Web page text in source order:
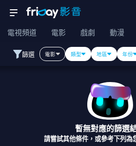
電視頻道 電影 戲劇 動漫
篩選 電影 類型 地區 年份
暫無對應的篩選
請嘗試其他條件，或參考下列為